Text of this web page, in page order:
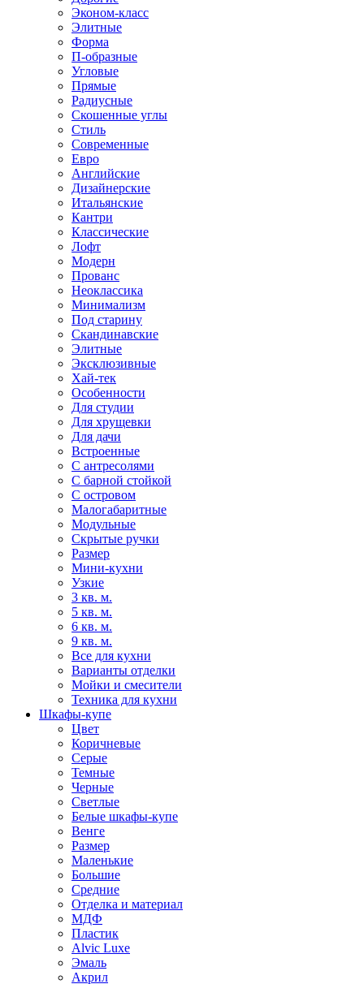
Эконом-класс
Элитные
Форма
П-образные
Угловые
Прямые
Радиусные
Скошенные углы
Стиль
Современные
Евро
Английские
Дизайнерские
Итальянские
Кантри
Классические
Лофт
Модерн
Прованс
Неоклассика
Минимализм
Под старину
Скандинавские
Элитные
Эксклюзивные
Хай-тек
Особенности
Для студии
Для хрущевки
Для дачи
Встроенные
С антресолями
С барной стойкой
С островом
Малогабаритные
Модульные
Скрытые ручки
Размер
Мини-кухни
Узкие
3 кв. м.
5 кв. м.
6 кв. м.
9 кв. м.
Все для кухни
Варианты отделки
Мойки и смесители
Техника для кухни
Шкафы-купе
Цвет
Коричневые
Серые
Темные
Черные
Светлые
Белые шкафы-купе
Венге
Размер
Маленькие
Большие
Средние
Отделка и материал
МДФ
Пластик
Alvic Luxe
Эмаль
Акрил